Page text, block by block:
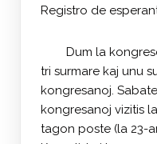
Registro de
Dum la
tri surmare kaj unu
kongresanoj.
kongresanoj vizitis
tagon poste (la 23-